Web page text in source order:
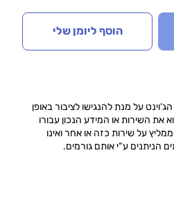
הוסף ליומן שלי
על מנת להנגישו לציבור באופן
את השירות או המידע הנכון עבורו
ממליץ על שירות כזה או אחר ואינו
הניתנים ע“י אותם גורמים.